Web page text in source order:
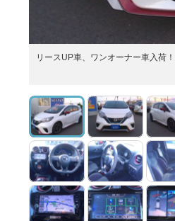
リースUP車、ワンオーナー車入荷！